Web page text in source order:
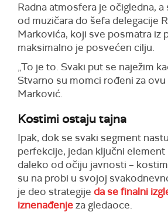
Radna atmosfera je očigledna, a
od muzičara do šefa delegacije
Markovića, koji sve posmatra iz
maksimalno je posvećen cilju.
„To je to. Svaki put se naježim
Stvarno su momci rođeni za ovu
Marković.
Kostimi ostaju tajna
Ipak, dok se svaki segment
perfekcije, jedan ključni element
daleko od očiju javnosti –
su na probi u svojoj
je deo strategije da se finalni
iznenađenjeza gledaoce.